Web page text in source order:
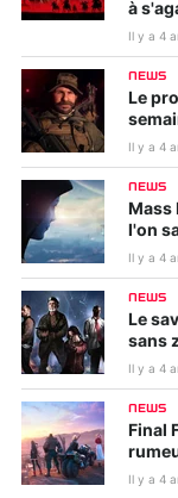
à
Il y a 4
NEWS
Le
Il y a 4
NEWS
Mass
l'on
Il y a 4
NEWS
Le
sans
Il y a 4
NEWS
Final
Il y a 4